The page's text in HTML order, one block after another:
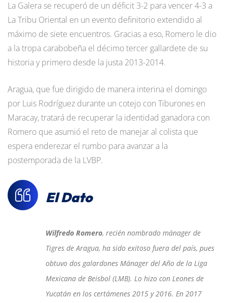
La Galera se recuperó de un déficit 3-2 para vencer 4-3 a
La Tribu Oriental en un evento definitorio extendido al
máximo de siete encuentros. Gracias a eso, Romero le dio
a la tropa carabobeña el décimo tercer gallardete de su
historia y primero desde la justa 2013-2014.
Aragua, que fue dirigido de manera interina el domingo
por Luis Rodríguez durante un cotejo con Tiburones en
Maracay, tratará de recuperar la identidad ganadora con
Romero que asumió el reto de manejar al colista que
espera enderezar el rumbo para avanzar a la
postemporada de la LVBP.
El Dato
Wilfredo Romero, recién nombrado mánager de
Tigres de Aragua, ha sido exitoso fuera del país, pues
obtuvo dos galardones Mánager del Año de la Liga
Mexicana de Beisbol (LMB). Lo hizo con Leones de
Yucatán en los certámenes 2015 y 2016. En 2017